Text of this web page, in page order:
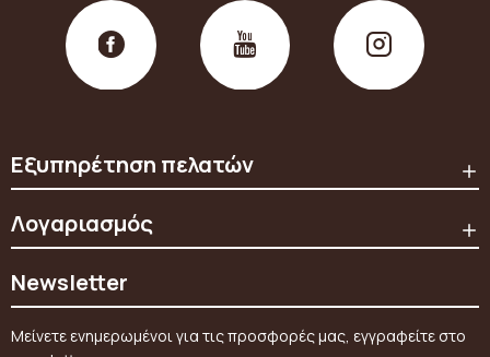
Εξυπηρέτηση πελατών
Λογαριασμός
Newsletter
Μείνετε ενημερωμένοι για τις προσφορές μας, εγγραφείτε στο